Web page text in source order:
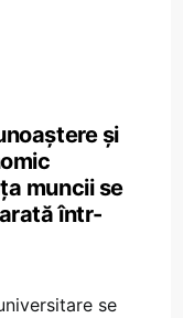
și
muncii se
într-
se